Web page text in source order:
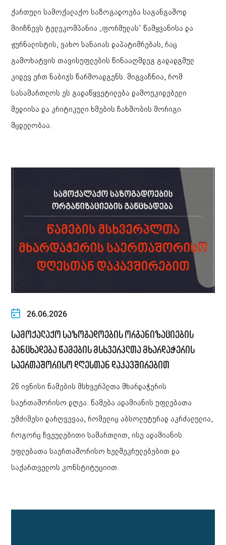
ქართული სამოქალაქო საზოგადოება საგანგაშოდ
მიიჩნევს ტელეკომპანია „ფორმულას“ წამყვანისა და
ჟურნალისტის, ვახო სანაიას დაპატიმრებას, რაც
გამოხატვის თავისუფლების წინააღმდეგ გადადგმულ
კიდევ ერთ ნაბიჯს წარმოადგენს. მიგვაჩნია, რომ
სასამართლოს ეს გადაწყვეტილება დამოუკიდებელი
მედიისა და კრიტიკული ხმების ჩახშობის მორიგი
მცდელობაა.
26.06.2026
სამოქალაქო საზოგადოების ორგანიზაციების
განცხადება წამების მსხვერპლთა მხარდაჭერის
საერთაშორისო დღესთან დაკავშირებით
26 ივნისი წამების მსხვერპლთა მხარდაჭერის
საერთაშორისო დღეა. წამება ადამიანის უფლებათა
უმძიმესი დარღვევაა, რომელიც აბსოლუტურად აკრძალულია,
როგორც ჩვეულებითი სამართლით, ისე ადამიანის
უფლებათა საერთაშორისო ხელშეკრულებებით და
საქართველოს კონსტიტუციით.